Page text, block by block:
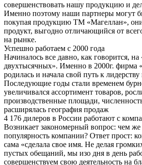
совершенствовать нашу продукцию и
Именно поэтому наши партнеры могут
покупая продукцию ТМ «Магеллан»,
продукт, выгодно отличающийся от
на рынке.
Успешно работаем с 2000 года
Начиналось все давно, как говорится, на
двухтысячных». Именно в 2000г.
родилась и начала свой путь к
Последующие годы стали временем
увеличивался ассортимент товаров,
производственные площади,
расширялась география продаж
4 176 дилеров в России работают с
Возникает закономерный вопрос: чем же
популярность компании? Ответ прост:
сама «сделала свое имя. Не делая
пустых обещаний, мы изо дня в день
совершенствуем свою деятельность на